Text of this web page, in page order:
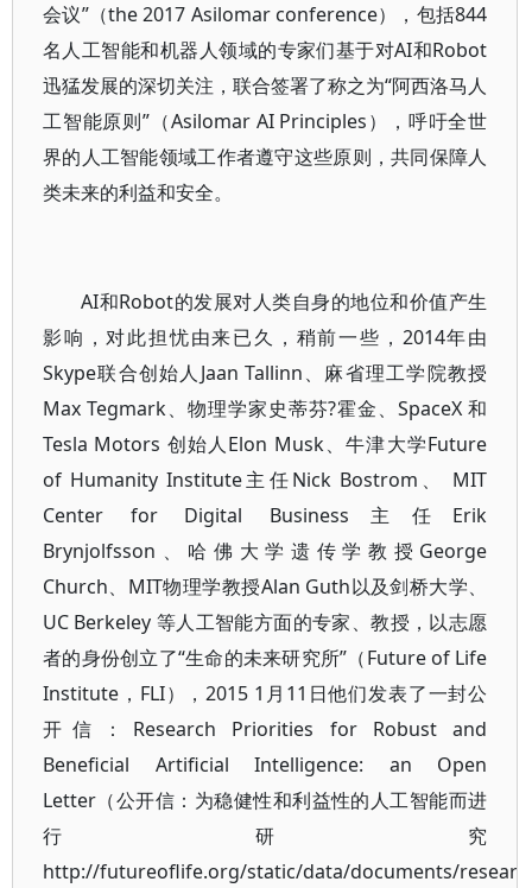
会议”（the 2017 Asilomar conference），包括844
名人工智能和机器人领域的专家们基于对AI和Robot
迅猛发展的深切关注，联合签署了称之为“阿西洛马人
工智能原则”（Asilomar AI Principles），呼吁全世
界的人工智能领域工作者遵守这些原则，共同保障人
类未来的利益和安全。
AI和Robot的发展对人类自身的地位和价值产生
影响，对此担忧由来已久，稍前一些，2014年由
Skype联合创始人Jaan Tallinn、麻省理工学院教授
Max Tegmark、物理学家史蒂芬?霍金、SpaceX 和
Tesla Motors 创始人Elon Musk、牛津大学Future
of Humanity Institute主任Nick Bostrom、 MIT
Center for Digital Business主任Erik
Brynjolfsson、哈佛大学遗传学教授George
Church、MIT物理学教授Alan Guth以及剑桥大学、
UC Berkeley 等人工智能方面的专家、教授，以志愿
者的身份创立了“生命的未来研究所”（Future of Life
Institute，FLI），2015 1月11日他们发表了一封公
开信：Research Priorities for Robust and
Beneficial Artificial Intelligence: an Open
Letter（公开信：为稳健性和利益性的人工智能而进
行研究
http://futureoflife.org/static/data/documents/